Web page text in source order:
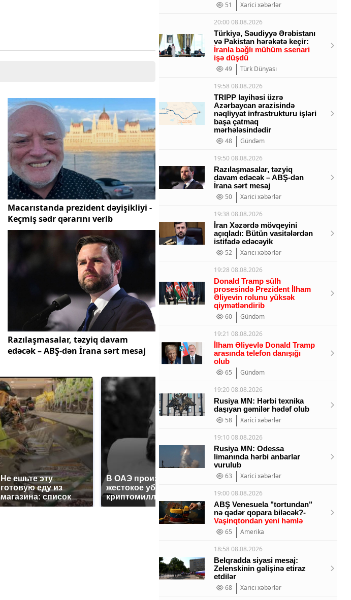
Macarıstanda prezident dəyişikliyi -
Keçmiş sədr qərarını verib
Razılaşmasalar, təzyiq davam
edəcək – ABŞ-dən İrana sərt mesaj
Не ешьте эту
готовую еду из
магазина: список
В ОАЭ произошло
жестокое убийство
криптомиллионера
Все новости по
падению вертолета на
Кавказе: читать здесь
51
Xarici xəbərlər
20:00 08.08.2026
Türkiyə, Səudiyyə Ərəbistanı
və Pakistan hərəkətə keçir:
İranla bağlı mühüm ssenari
işə düşdü
49
Türk Dünyası
19:58 08.08.2026
TRIPP layihəsi üzrə
Azərbaycan ərazisində
nəqliyyat infrastrukturu işləri
başa çatmaq
mərhələsindədir
48
Gündəm
19:50 08.08.2026
Razılaşmasalar, təzyiq
davam edəcək – ABŞ-dən
İrana sərt mesaj
50
Xarici xəbərlər
19:38 08.08.2026
İran Xəzərdə mövqeyini
açıqladı: Bütün vasitələrdən
istifadə edəcəyik
52
Xarici xəbərlər
19:28 08.08.2026
Donald Tramp sülh
prosesində Prezident İlham
Əliyevin rolunu yüksək
qiymətləndirib
60
Gündəm
19:21 08.08.2026
İlham Əliyevlə Donald Tramp
arasında telefon danışığı
olub
65
Gündəm
19:20 08.08.2026
Rusiya MN: Hərbi texnika
daşıyan gəmilər hədəf olub
58
Xarici xəbərlər
19:10 08.08.2026
Rusiya MN: Odessa
limanında hərbi anbarlar
vurulub
63
Xarici xəbərlər
19:00 08.08.2026
ABŞ Venesuela "tortundan"
nə qədər qopara biləcək?-
Vaşinqtondan yeni həmlə
65
Amerika
18:58 08.08.2026
Belqradda siyasi mesaj:
Zelenskinin gəlişinə etiraz
etdilər
68
Xarici xəbərlər